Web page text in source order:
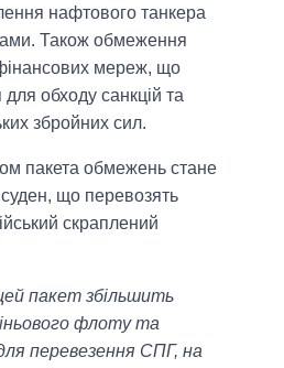
нафтового танкера
Також обмеження
мереж, що
обходу санкцій та
збройних сил.
пакета обмежень стане
що перевозять
скраплений
пакет збільшить
флоту та
перевезення СПГ, на